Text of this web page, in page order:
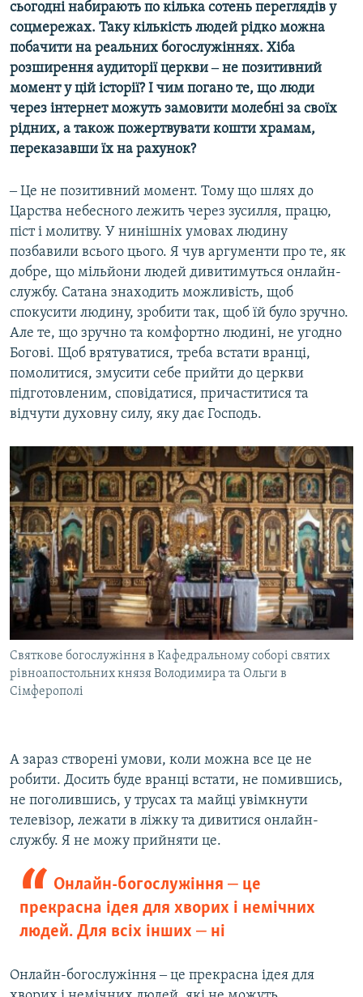
сьогодні набирають по кілька сотень переглядів у
соцмережах. Таку кількість людей рідко можна
побачити на реальних богослужіннях. Хіба
розширення аудиторії церкви ‒ не позитивний
момент у цій історії? І чим погано те, що люди
через інтернет можуть замовити молебні за своїх
рідних, а також пожертвувати кошти храмам,
переказавши їх на рахунок?
‒ Це не позитивний момент. Тому що шлях до
Царства небесного лежить через зусилля, працю,
піст і молитву. У нинішніх умовах людину
позбавили всього цього. Я чув аргументи про те, як
добре, що мільйони людей дивитимуться онлайн-
службу. Сатана знаходить можливість, щоб
спокусити людину, зробити так, щоб їй було зручно.
Але те, що зручно та комфортно людині, не угодно
Богові. Щоб врятуватися, треба встати вранці,
помолитися, змусити себе прийти до церкви
підготовленим, сповідатися, причаститися та
відчути духовну силу, яку дає Господь.
Святкове богослужіння в Кафедральному соборі святих
рівноапостольних князя Володимира та Ольги в
Сімферополі
А зараз створені умови, коли можна все це не
робити. Досить буде вранці встати, не помившись,
не поголившись, у трусах та майці увімкнути
телевізор, лежати в ліжку та дивитися онлайн-
службу. Я не можу прийняти це.
Онлайн-богослужіння ‒ це
прекрасна ідея для хворих і немічних
людей. Для всіх інших ‒ ні
Онлайн-богослужіння ‒ це прекрасна ідея для